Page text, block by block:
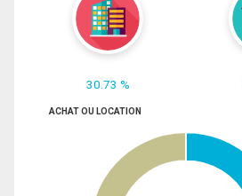
30.73 %
ACHAT OU LOCATION